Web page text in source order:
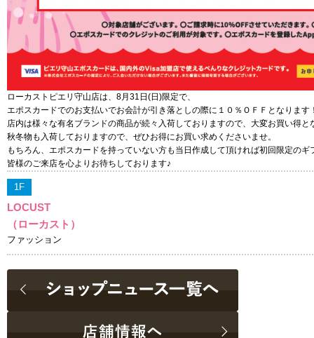
ローカストピエリ守山店は、8月31日(日)限定で、
エポスカードでのお支払いでお会計が引き落としの際に１０％ＯＦＦとなります
店内は様々な有名ブランドの商品が続々入荷しておりますので、大変お買い得
秋冬物も入荷しておりますので、ぜひお得にお買い求めくださいませ。
もちろん、エポスカードを持っていない方も当日作成して頂ければ初回限定の
皆様のご来店を心よりお待ちしております♪
1F
LOCUST
（ローカスト）
ファッション